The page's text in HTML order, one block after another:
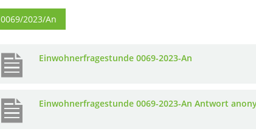
0069/2023/An
Einwohnerfragestunde 0069-2023-An
Einwohnerfragestunde 0069-2023-An Antwort